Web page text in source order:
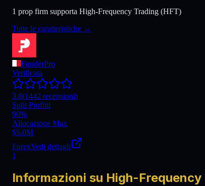
1 prop firm supporta High-Frequency Trading (HFT)
Tutte le caratteristiche →
FunderPro
Verificata
3.8(1442 recensioni)
Split Profitti
90%
Allocazione Max
$5.0M
ForexVedi dettagli
1
Informazioni su High-